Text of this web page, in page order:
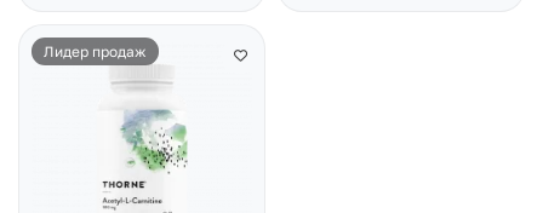
Лидер продаж